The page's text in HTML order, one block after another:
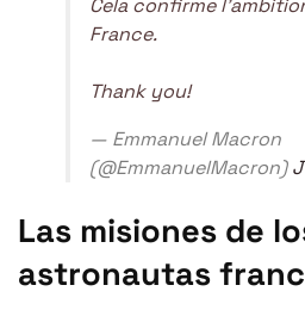
Cela confirme
France.
Thank you!
— Emmanuel Macron
(@EmmanuelMacron)
Las misiones de
astronautas